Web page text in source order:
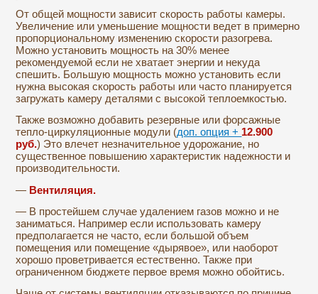
От общей мощности зависит скорость работы камеры.
Увеличение или уменьшение мощности ведет в примерно
пропорциональному изменению скорости разогрева.
Можно установить мощность на 30% менее
рекомендуемой если не хватает энергии и некуда
спешить. Большую мощность можно установить если
нужна высокая скорость работы или часто планируется
загружать камеру деталями с высокой теплоемкостью.
Также возможно добавить резервные или форсажные
тепло-циркуляционные модули (доп. опция + 12.900
руб.) Это влечет незначительное удорожание, но
существенное повышению характеристик надежности и
производительности.
— Вентиляция.
— В простейшем случае удалением газов можно и не
заниматься. Например если использовать камеру
предполагается не часто, если большой объем
помещения или помещение «дырявое», или наоборот
хорошо проветривается естественно. Также при
ограниченном бюджете первое время можно обойтись.